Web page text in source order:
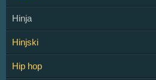
Hinja
Hinjski
Hip hop